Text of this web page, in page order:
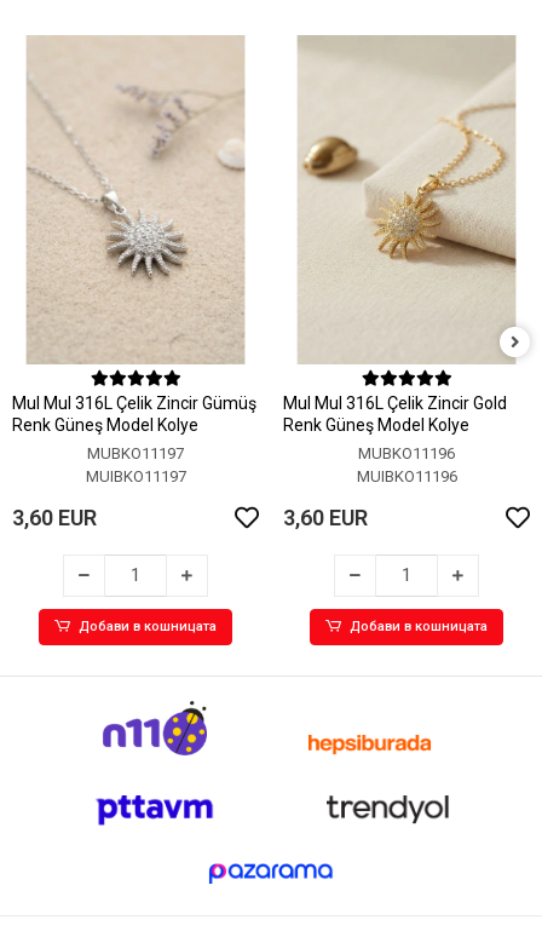
MuI MuI 316L Çelik Zincir Gümüş
Renk Güneş Model Kolye
MUBKO11197
MUIBKO11197
3,60 EUR
Добави в кошницата
MuI MuI 316L Çelik Zincir Gold
Renk Güneş Model Kolye
MUBKO11196
MUIBKO11196
3,60 EUR
Добави в кошницата